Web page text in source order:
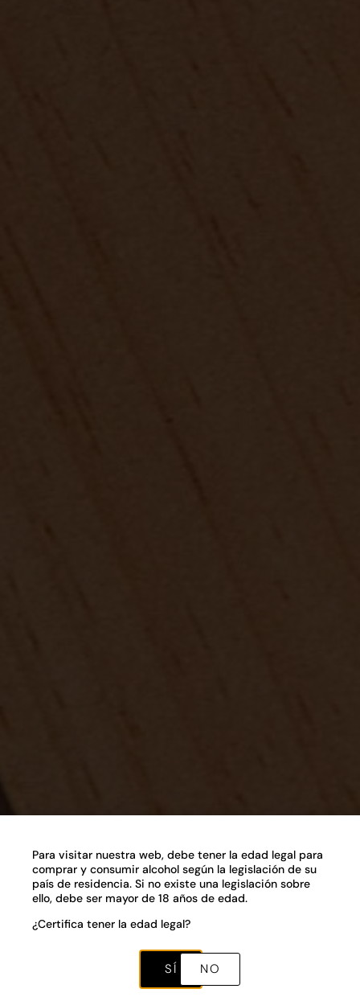
Para visitar nuestra web, debe tener la edad legal para
comprar y consumir alcohol según la legislación de su
país de residencia. Si no existe una legislación sobre
ello, debe ser mayor de 18 años de edad.
¿Certifica tener la edad legal?
SÍ NO